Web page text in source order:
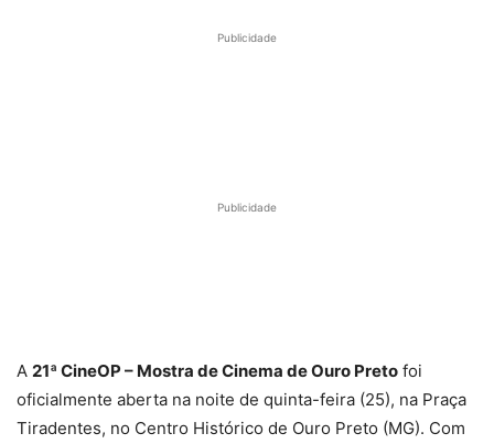
Publicidade
Publicidade
A 21ª CineOP – Mostra de Cinema de Ouro Preto foi
oficialmente aberta na noite de quinta-feira (25), na Praça
Tiradentes, no Centro Histórico de Ouro Preto (MG). Com